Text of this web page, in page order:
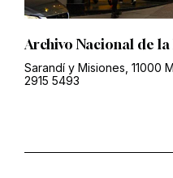
Archivo Nacional de
Sarandí y Misiones, 11000
2915 5493